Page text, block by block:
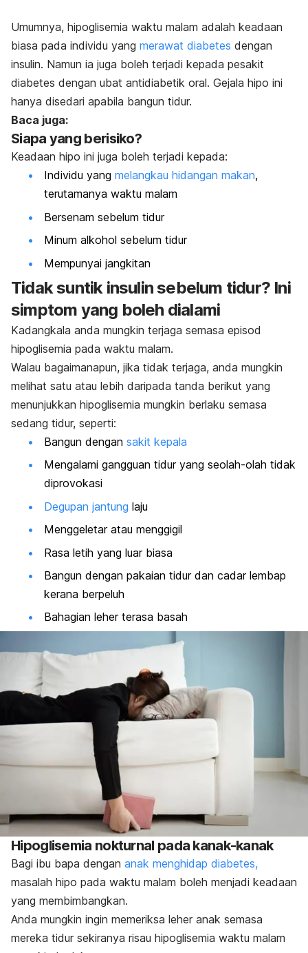
Umumnya, hipoglisemia waktu malam adalah keadaan
biasa pada individu yang merawat diabetes dengan
insulin. Namun ia juga boleh terjadi kepada pesakit
diabetes dengan ubat antidiabetik oral. Gejala hipo ini
hanya disedari apabila bangun tidur.
Baca juga:
Siapa yang berisiko?
Keadaan hipo ini juga boleh terjadi kepada:
Individu yang melangkau hidangan makan,
terutamanya waktu malam
Bersenam sebelum tidur
Minum alkohol sebelum tidur
Mempunyai jangkitan
Tidak suntik insulin sebelum tidur? Ini
simptom yang boleh dialami
Kadangkala anda mungkin terjaga semasa episod
hipoglisemia pada waktu malam.
Walau bagaimanapun, jika tidak terjaga, anda mungkin
melihat satu atau lebih daripada tanda berikut yang
menunjukkan hipoglisemia mungkin berlaku semasa
sedang tidur, seperti:
Bangun dengan sakit kepala
Mengalami gangguan tidur yang seolah-olah tidak
diprovokasi
Degupan jantung laju
Menggeletar atau menggigil
Rasa letih yang luar biasa
Bangun dengan pakaian tidur dan cadar lembap
kerana berpeluh
Bahagian leher terasa basah
Hipoglisemia nokturnal pada kanak-kanak
Bagi ibu bapa dengan anak menghidap diabetes,
masalah hipo pada waktu malam boleh menjadi keadaan
yang membimbangkan.
Anda mungkin ingin memeriksa leher anak semasa
mereka tidur sekiranya risau hipoglisemia waktu malam